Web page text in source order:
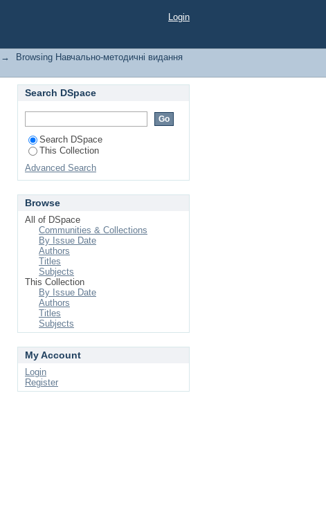
Login
→
Browsing Навчально-методичні видання
Search DSpace
Search DSpace
This Collection
Advanced Search
Browse
All of DSpace
Communities & Collections
By Issue Date
Authors
Titles
Subjects
This Collection
By Issue Date
Authors
Titles
Subjects
My Account
Login
Register